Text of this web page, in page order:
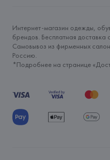
Интернет-магазин одежды,
брендов. Бесплатная
Самовывоз из фирменных
Россию.
*Подробнее на странице «